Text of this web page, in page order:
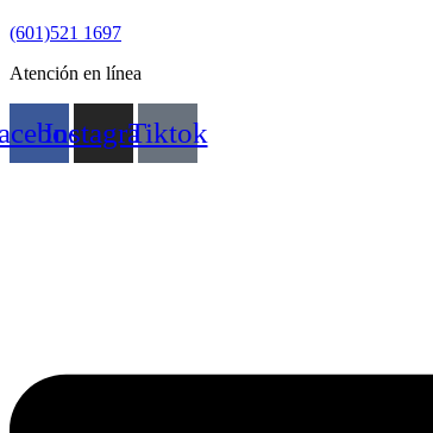
(601)521 1697
Atención en línea
InstagramTiktok